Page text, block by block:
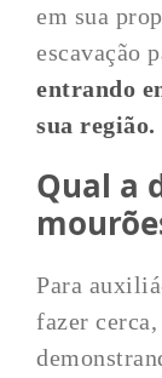
em sua
escavação
entrando
sua região.
Qual a
Para
fazer